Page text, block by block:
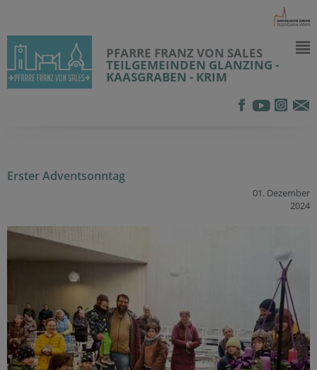
PFARRE FRANZ VON SALES
TEILGEMEINDEN GLANZING -
KAASGRABEN - KRIM
Erster Adventsonntag
01. Dezember
2024